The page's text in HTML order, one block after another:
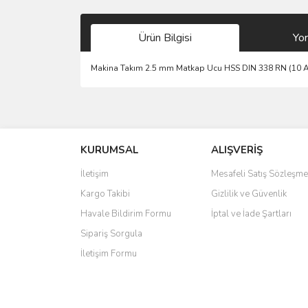
Ürün Bilgisi
Makina Takım 2.5 mm Matkap Ucu HSS DIN 338 RN (10
Ürün resmi kalitesiz, bozuk veya görüntülenemiyor.
Ürün açıklamasında eksik bilgiler bulunuyor.
Ürün bilgilerinde hatalar bulunuyor.
Ürün fiyatı diğer sitelerden daha pahalı.
Bu ürüne benzer farklı alternatifler olmalı.
KURUMSAL
İletişim
Kargo Takibi
Havale Bildirim Formu
Sipariş Sorgula
İletişim Formu
ALIŞVERİŞ
Mesafeli Satış
Gizlilik ve Güvenlik
İptal ve İade Şartları